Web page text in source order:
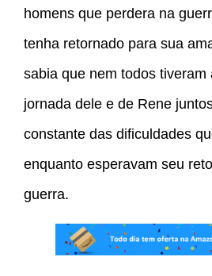
homens que perdera na
tenha retornado para sua
sabia que nem todos tiveram
jornada dele e de Rene
constante das dificuldades
enquanto esperavam seu
guerra.